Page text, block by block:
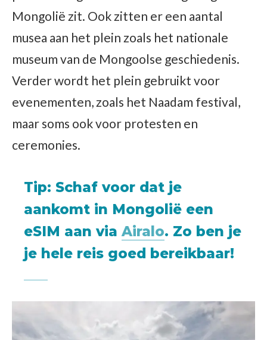
Mongolië zit. Ook zitten er een aantal
musea aan het plein zoals het nationale
museum van de Mongoolse geschiedenis.
Verder wordt het plein gebruikt voor
evenementen, zoals het Naadam festival,
maar soms ook voor protesten en
ceremonies.
Tip: Schaf voor dat je
aankomt in Mongolië een
eSIM aan via Airalo. Zo ben je
je hele reis goed bereikbaar!